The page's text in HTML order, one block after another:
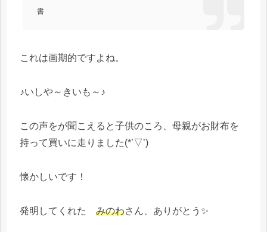
書
これは画期的ですよね。
♪いしや～きいも～♪
この声をが聞こえると子供のころ、母親がお財布を
持って買いに走りました(*’▽’)
懐かしいです！
発明してくれた みのわさん、ありがとう✨